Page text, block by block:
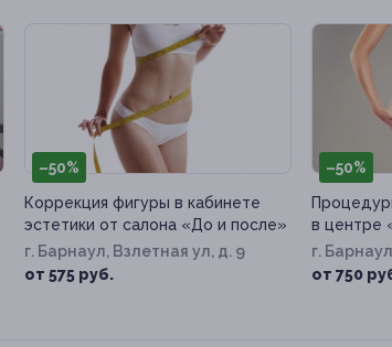
–50%
Коррекция фигуры в кабинете
эстетики от салона «До и после»
г. Барнаул, Взлетная ул, д. 9
от 575 руб.
–50%
в центре
г.
от 750